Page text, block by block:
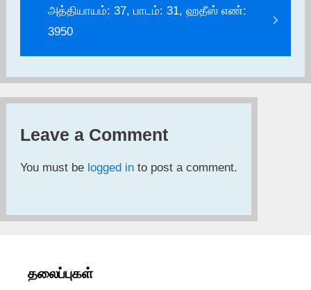
அத்தியாயம்: 37, பாடம்: 31, ஹதீஸ் எண்:
3950
Leave a Comment
You must be logged in to post a comment.
தலைப்புகள்